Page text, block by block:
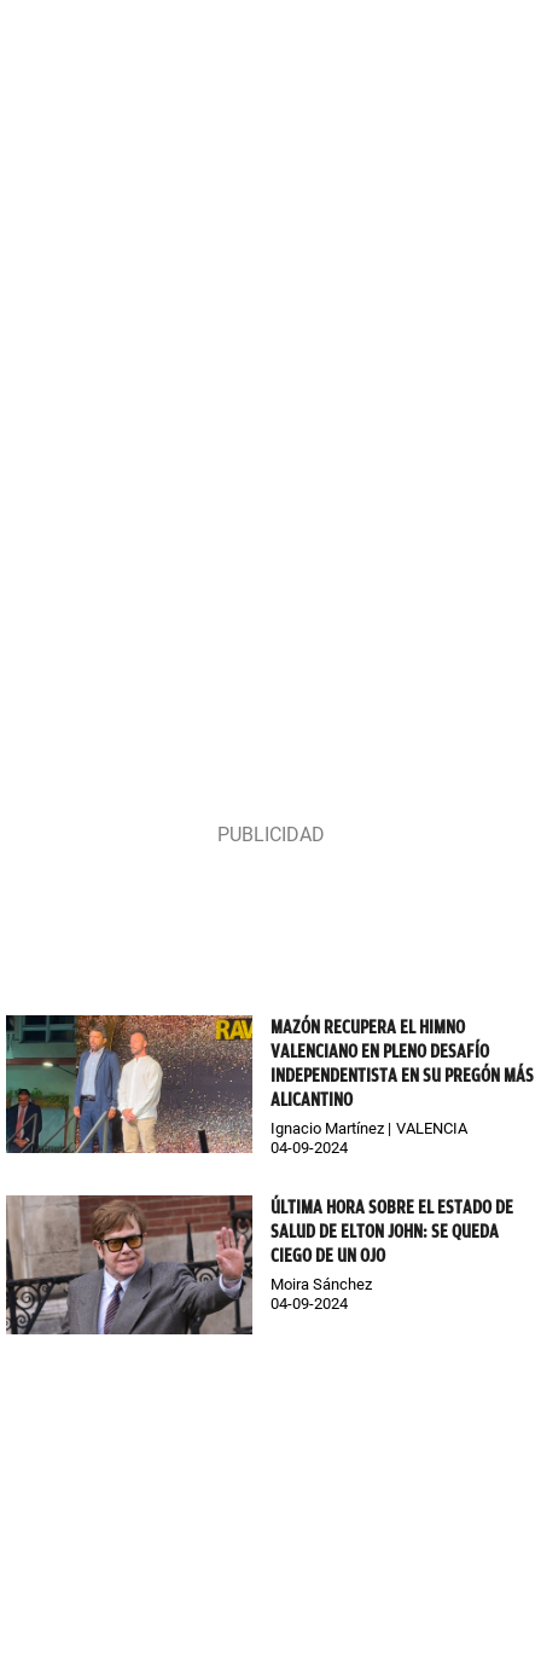
MAZÓN RECUPERA EL HIMNO
VALENCIANO EN PLENO DESAFÍO
INDEPENDENTISTA EN SU PREGÓN MÁS
ALICANTINO
Ignacio Martínez
VALENCIA
04-09-2024
ÚLTIMA HORA SOBRE EL ESTADO DE
SALUD DE ELTON JOHN: SE QUEDA
CIEGO DE UN OJO
Moira Sánchez
04-09-2024